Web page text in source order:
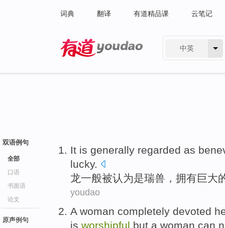
词典 翻译 有道精品课 云笔记
中英
双语例句
全部
口语
书面语
论文
原声例句
It is generally regarded as
lucky.
龙一般被认为是瑞兽 ，拥有巨大
youdao
A woman completely devoted
is worshipful but a woman can